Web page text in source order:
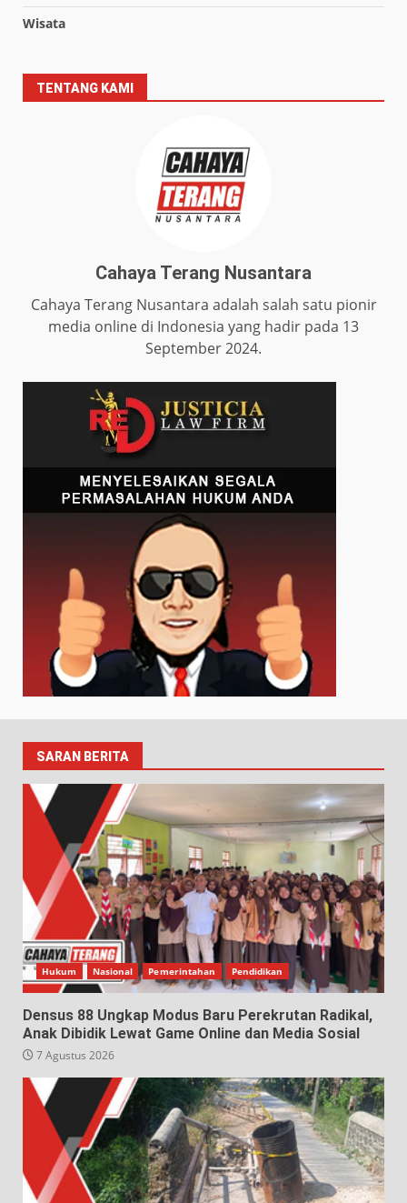
Wisata
TENTANG KAMI
Cahaya Terang Nusantara
Cahaya Terang Nusantara adalah salah satu pionir
media online di Indonesia yang hadir pada 13
September 2024.
SARAN BERITA
Hukum Nasional Pemerintahan Pendidikan
Densus 88 Ungkap Modus Baru Perekrutan Radikal,
Anak Dibidik Lewat Game Online dan Media Sosial
7 Agustus 2026